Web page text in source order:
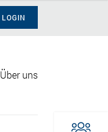
LOGIN
Über uns